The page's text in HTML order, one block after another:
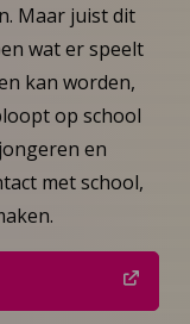
Maar juist dit
wat er speelt
kan worden,
op school
en
met school,